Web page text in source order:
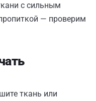
с сильным
— проверим
ткань или